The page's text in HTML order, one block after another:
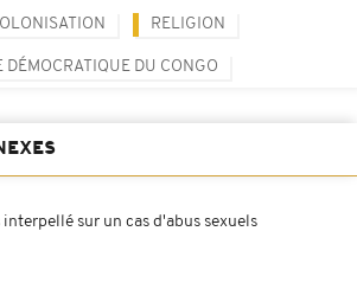
RELIGION
DÉMOCRATIQUE DU CONGO
interpellé sur un cas d'abus sexuels